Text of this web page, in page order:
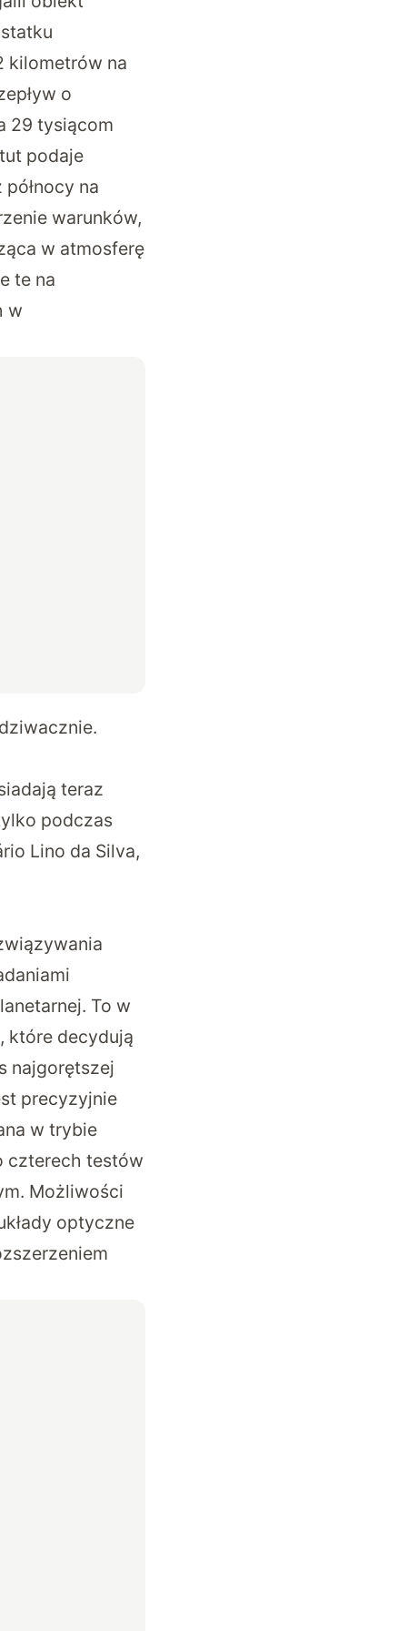
kilometrów na
o
29 tysiącom
podaje
na
warunków,
w atmosferę
te na
w
teraz
podczas
Lino da Silva,
. To w
które decydują
najgorętszej
precyzyjnie
w trybie
czterech testów
Możliwości
optyczne